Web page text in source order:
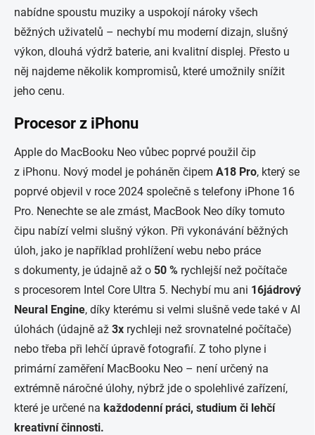
nabídne spoustu muziky a uspokojí nároky všech
běžných uživatelů – nechybí mu moderní dizajn, slušný
výkon, dlouhá výdrž baterie, ani kvalitní displej. Přesto u
něj najdeme několik kompromisů, které umožnily snížit
jeho cenu.
Procesor z iPhonu
Apple do MacBooku Neo vůbec poprvé použil čip
z iPhonu. Nový model je poháněn čipem A18 Pro, který se
poprvé objevil v roce 2024 společně s telefony iPhone 16
Pro. Nenechte se ale zmást, MacBook Neo díky tomuto
čipu nabízí velmi slušný výkon. Při vykonávání běžných
úloh, jako je například prohlížení webu nebo práce
s dokumenty, je údajně až o 50 % rychlejší než počítače
s procesorem Intel Core Ultra 5. Nechybí mu ani 16jádrový
Neural Engine, díky kterému si velmi slušně vede také v AI
úlohách (údajně až 3x rychleji než srovnatelné počítače)
nebo třeba při lehčí úpravě fotografií. Z toho plyne i
primární zaměření MacBooku Neo – není určený na
extrémně náročné úlohy, nýbrž jde o spolehlivé zařízení,
které je určené na každodenní práci, studium či lehčí
kreativní činnosti.